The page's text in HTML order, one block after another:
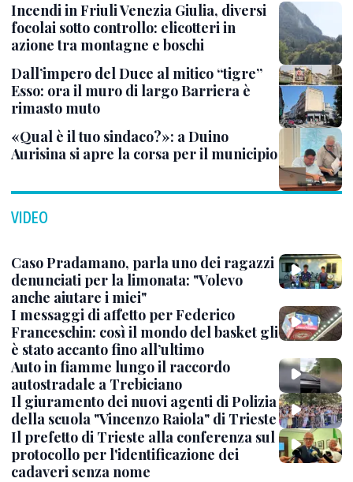
Incendi in Friuli Venezia Giulia, diversi
focolai sotto controllo: elicotteri in
azione tra montagne e boschi
Dall’impero del Duce al mitico “tigre”
Esso: ora il muro di largo Barriera è
rimasto muto
«Qual è il tuo sindaco?»: a Duino
Aurisina si apre la corsa per il municipio
VIDEO
Caso Pradamano, parla uno dei ragazzi
denunciati per la limonata: "Volevo
anche aiutare i miei"
I messaggi di affetto per Federico
Franceschin: così il mondo del basket gli
è stato accanto fino all’ultimo
Auto in fiamme lungo il raccordo
autostradale a Trebiciano
Il giuramento dei nuovi agenti di Polizia
della scuola "Vincenzo Raiola" di Trieste
Il prefetto di Trieste alla conferenza sul
protocollo per l'identificazione dei
cadaveri senza nome